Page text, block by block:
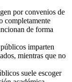
por convenios de
completamente
de forma
imparten
mientras que no
suele escoger